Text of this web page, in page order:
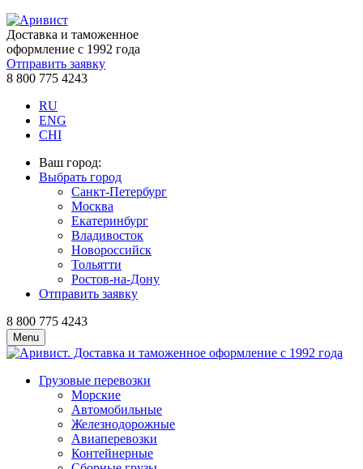
Доставка и таможенное
оформление с 1992 года
Отправить заявку
8 800 775 4243
RU
ENG
CHI
Ваш город:
Выбрать город
Санкт-Петербург
Москва
Екатеринбург
Владивосток
Новороссийск
Тольятти
Ростов-на-Дону
Отправить заявку
8 800 775 4243
Menu
Грузовые перевозки
Морские
Автомобильные
Железно­дорожные
Авиаперевозки
Контейнерные